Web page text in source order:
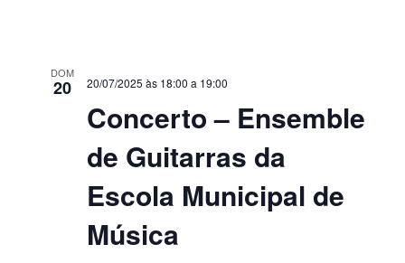
DOM
20
Concerto – Ensemble
de Guitarras da
Escola Municipal de
Música
20/07/2025 às 18:00 a 19:00